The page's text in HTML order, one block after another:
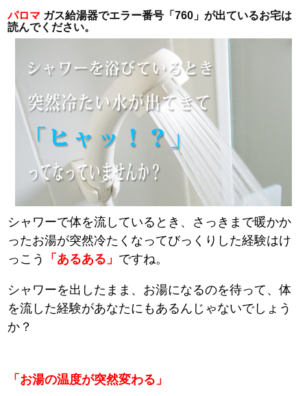
パロマ ガス給湯器でエラー番号「760」が出ているお宅は
読んでください。
シャワーで体を流しているとき、さっきまで暖かか
ったお湯が突然冷たくなってびっくりした経験はけ
っこう
「あるある」 ですね。
シャワーを出したまま、お湯になるのを待って、体
を流した経験があなたにもあるんじゃないでしょう
か？
「お湯の温度が突然変わる」